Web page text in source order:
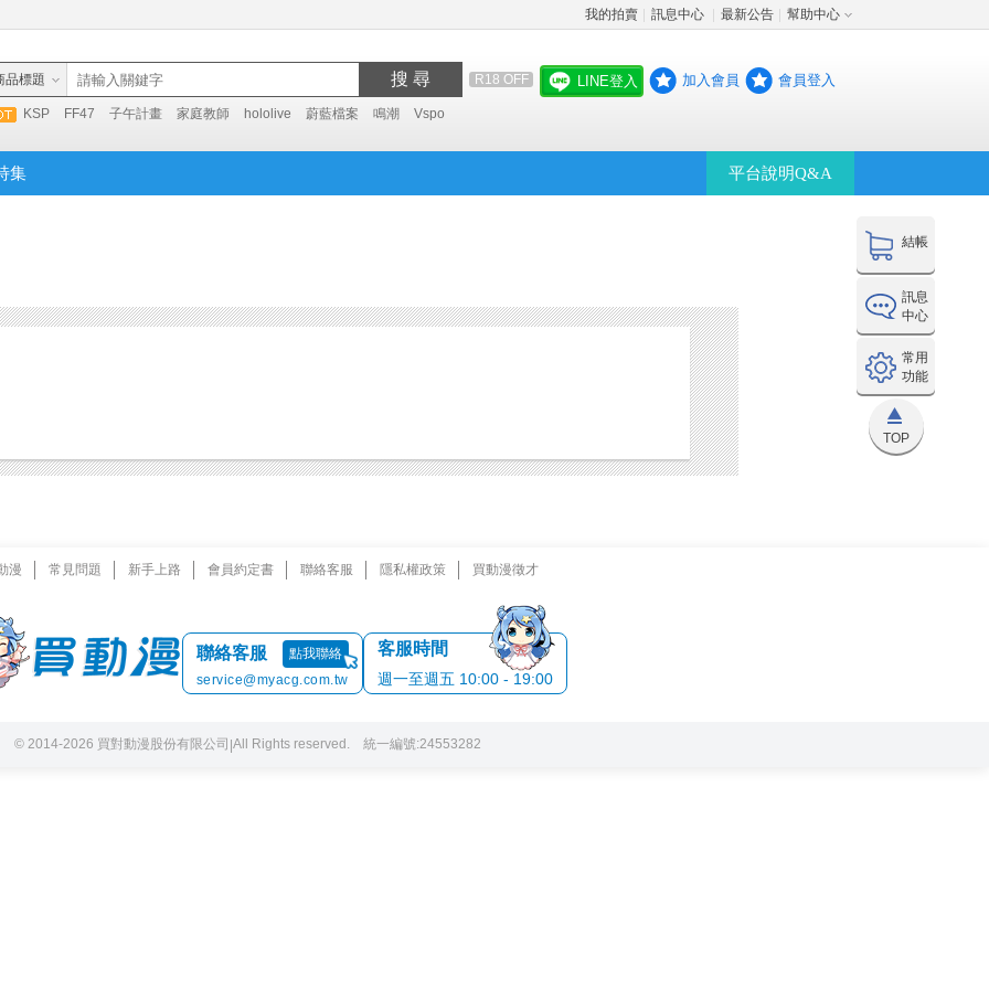
我的拍賣 訊息中心 最新公告 幫助中心
品標題 搜 尋 R18 OFF
KSP FF47 子午計畫 家庭教師 hololive 蔚藍檔案 鳴潮 Vspo
LINE登入 加入會員 會員登入
集 平台說明Q&A
結帳
訊息
中心
常用
功能
TOP
漫 常見問題 新手上路 會員約定書 聯絡客服 隱私權政策 買動漫徵才
聯絡客服
點我聯絡
service@myacg.com.tw
客服時間
週一至週五 10:00 - 19:00
© 2014-2026 買對動漫股份有限公司 |All Rights reserved. 統一編號:24553282